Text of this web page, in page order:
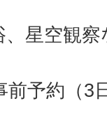
星空観
前予約（3